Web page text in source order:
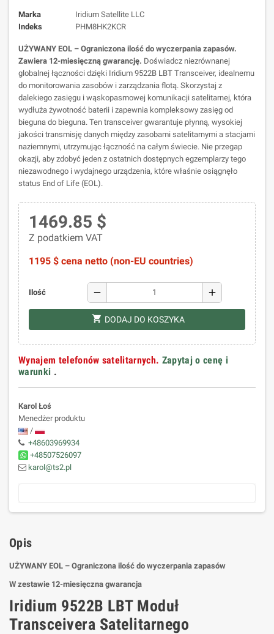
Marka
Iridium Satellite LLC
Indeks
PHM8HK2KCR
UŻYWANY EOL – Ograniczona ilość do wyczerpania zapasów.
Zawiera 12-miesięczną gwarancję. Doświadcz niezrównanej
globalnej łączności dzięki Iridium 9522B LBT Transceiver, idealnemu
do monitorowania zasobów i zarządzania flotą. Skorzystaj z
dalekiego zasięgu i wąskopasmowej komunikacji satelitarnej, która
wydłuża żywotność baterii i zapewnia kompleksowy zasięg od
bieguna do bieguna. Ten transceiver gwarantuje płynną, wysokiej
jakości transmisję danych między zasobami satelitarnymi a stacjami
naziemnymi, utrzymując łączność na całym świecie. Nie przegap
okazji, aby zdobyć jeden z ostatnich dostępnych egzemplarzy tego
niezawodnego i wydajnego urządzenia, które właśnie osiągnęło
status End of Life (EOL).
1469.85 $
Z podatkiem VAT
1195 $ cena netto (non-EU countries)
Ilość remove add
shopping_cart DODAJ DO KOSZYKA
Wynajem telefonów satelitarnych. Zapytaj o cenę i
warunki .
Karol Łoś
Menedżer produktu
/
+48603969934
+48507526097
karol@ts2.pl
Opis
UŻYWANY EOL – Ograniczona ilość do wyczerpania zapasów
W zestawie 12-miesięczna gwarancja
Iridium 9522B LBT Moduł
Transceivera Satelitarnego